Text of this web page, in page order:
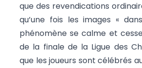
que des revendications
qu’une fois les images «
phénomène se calme et
de la finale de la Ligue des
que les joueurs sont célébrés